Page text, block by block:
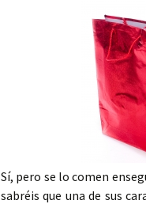
Sí, pero se lo comen
sabréis que una de sus